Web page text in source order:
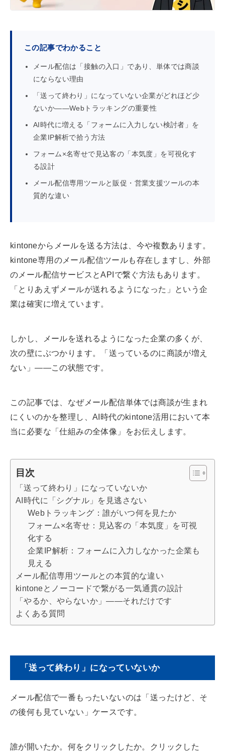
この記事でわかること
メール配信は「接触の入口」であり、単体では商談
にならない理由
「送って終わり」になっていない企業がどれほど少
ないか——Webトラッキングの重要性
AI時代に増える「フォームに入力しない検討者」を
企業IP解析で拾う方法
フォーム×名寄せで見込客の「本気度」を可視化す
る設計
メール配信専用ツールと販促・営業支援ツールの本
質的な違い
kintoneからメールを送る方法は、今や複数あります。
kintone専用のメール配信ツールも存在しますし、外部
のメール配信サービスとAPIで繋ぐ方法もあります。
「とりあえずメールが送れるようになった」という企
業は確実に増えています。
しかし、メールを送れるようになった企業の多くが、
次の壁にぶつかります。「送っているのに商談が増え
ない」——この状態です。
この記事では、なぜメール配信単体では商談が生まれ
にくいのかを整理し、AI時代のkintone活用において本
当に必要な「仕組みの全体像」をお伝えします。
目次
「送って終わり」になっていないか
AI時代に「シグナル」を見逃さない
Webトラッキング：誰がいつ何を見たか
フォーム×名寄せ：見込客の「本気度」を可視
化する
企業IP解析：フォームに入力しなかった企業も
見える
メール配信専用ツールとの本質的な違い
kintoneとノーコードで繋がる一気通貫の設計
「やるか、やらないか」——それだけです
よくある質問
「送って終わり」になっていないか
メール配信で一番もったいないのは「送ったけど、そ
の後何も見ていない」ケースです。
誰が開いたか。何をクリックしたか。クリックした